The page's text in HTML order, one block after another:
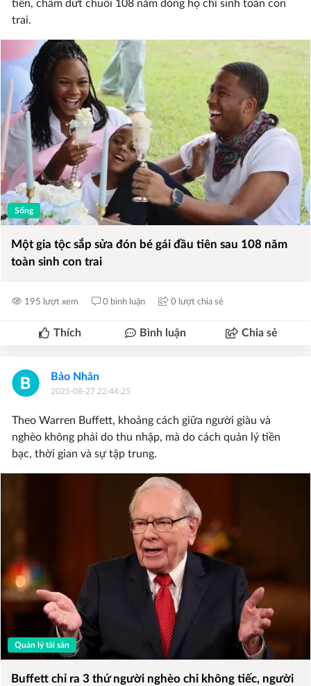
tiên, chấm dứt chuỗi 108 năm dòng họ chỉ sinh toàn con
trai.
Sống
Một gia tộc sắp sửa đón bé gái đầu tiên sau 108 năm
toàn sinh con trai
195 lượt xem 0 bình luận 0 lượt chia sẻ
Thích Bình luận Chia sẻ
Bảo Nhân
2025-08-27 22:44:25
Theo Warren Buffett, khoảng cách giữa người giàu và
nghèo không phải do thu nhập, mà do cách quản lý tiền
bạc, thời gian và sự tập trung.
Quản lý tài sản
Buffett chỉ ra 3 thứ người nghèo chi không tiếc, người